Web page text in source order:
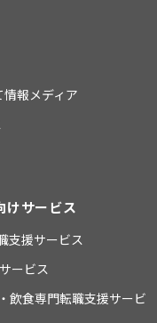
情報メディア
けサービス
支援サービス
ービス
飲食専門転職支援サービ